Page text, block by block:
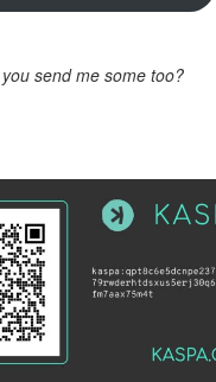
you send me some too?